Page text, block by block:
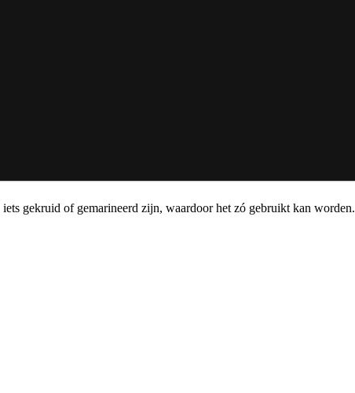
gekruid of gemarineerd zijn, waardoor het zó gebruikt kan worden.